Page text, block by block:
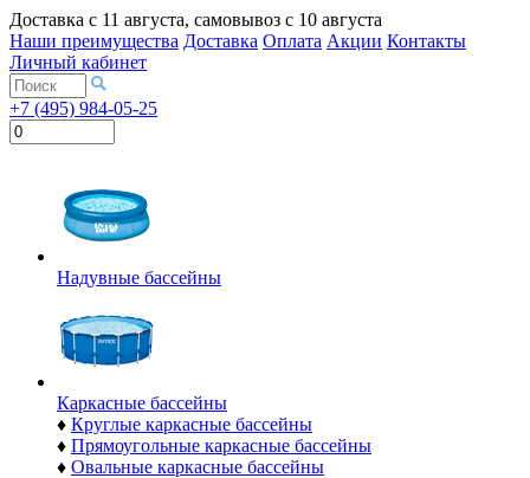
Доставка с 11 августа, самовывоз с 10 августа
Наши преимущества Доставка Оплата Акции Контакты
Личный кабинет
+7 (495) 984-05-25
Надувные бассейны
Каркасные бассейны
♦ Круглые каркасные бассейны
♦ Прямоугольные каркасные бассейны
♦ Овальные каркасные бассейны